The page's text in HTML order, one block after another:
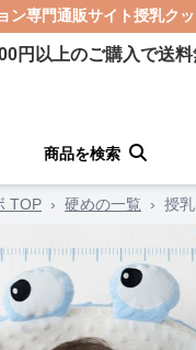
ン専門通販サイト授乳ク
円以上のご購入で送料
商品を検索
TOP › 硬めの一覧 › 授